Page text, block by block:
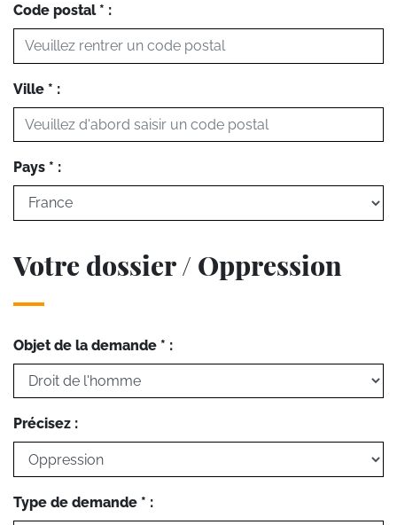
Code postal * :
Ville * :
Pays * :
Votre dossier / Oppression
Objet de la demande * :
Précisez :
Type de demande * :